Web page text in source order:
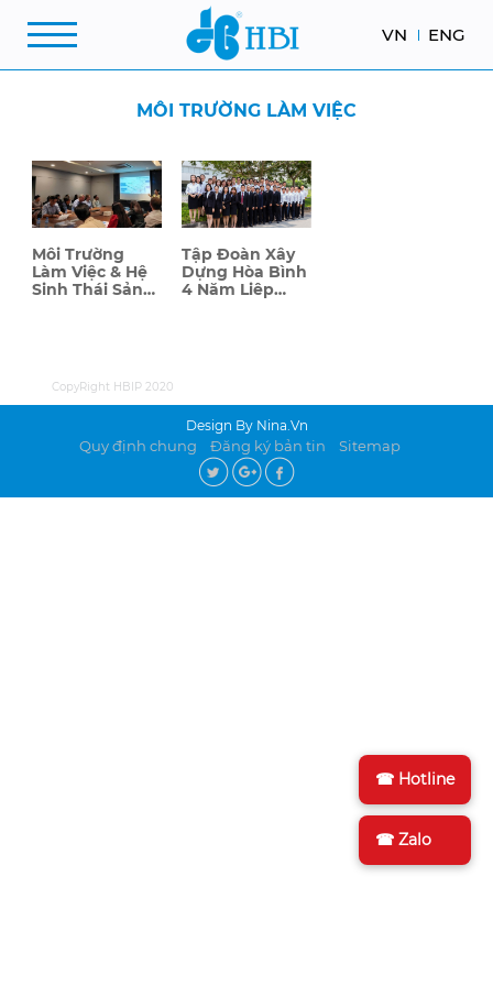
VN ENG
MÔI TRƯỜNG LÀM VIỆC
Môi Trường
Làm Việc & Hệ
Sinh Thái Sản
Tập Đoàn Xây
Dựng Hòa Bình
4 Năm Liêp
CopyRight HBIP 2020
Design By Nina.vn
Quy định chung Đăng ký bản tin Sitemap
☎ Hotline
☎ Zalo